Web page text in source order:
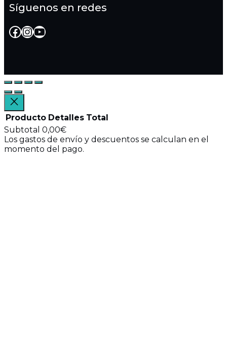
Síguenos en redes
Facebook
Instagram
YouTube
Productos
Producto Detalles Total
Subtotal 0,00€
Los gastos de envío y descuentos se calculan en el
momento del pago.